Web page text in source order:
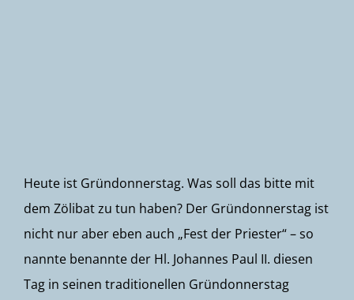
Heute ist Gründonnerstag. Was soll das bitte mit
dem Zölibat zu tun haben? Der Gründonnerstag ist
nicht nur aber eben auch „Fest der Priester“ – so
nannte benannte der Hl. Johannes Paul II. diesen
Tag in seinen traditionellen Gründonnerstag